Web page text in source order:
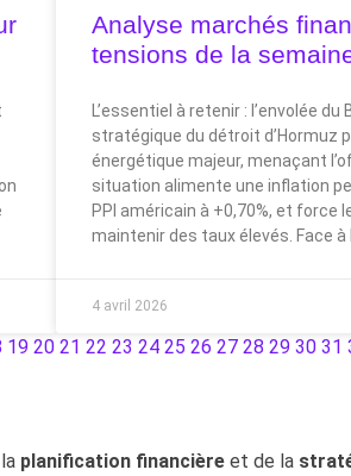
Analyse marchés
tensions de la
L’essentiel à retenir : l’envolée
stratégique du détroit d’Hormuz
énergétique majeur, menaçant
situation alimente une inflation
PPI américain à +0,70%, et force
maintenir des taux élevés. Face à
4 avril 2026
19 20 21 22 23 24 25 26 27 28 29 30 31
planification financière et de la